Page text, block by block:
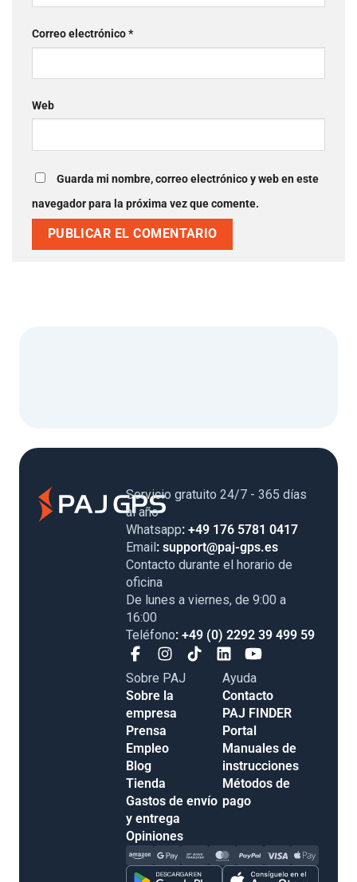
Correo electrónico*
Web
Guarda mi nombre, correo electrónico y web en este
navegador para la próxima vez que comente.
Servicio gratuito 24/7 - 365 días
al año
Whatsapp: +49 176 5781 0417
Email: support@paj-gps.es
Contacto durante el horario de
oficina
De lunes a viernes, de 9:00 a
16:00
Teléfono: +49 (0) 2292 39 499 59
Sobre PAJ
Sobre la
empresa
Prensa
Empleo
Blog
Tienda
Gastos de envío
y entrega
Opiniones
Ayuda
Contacto
PAJ FINDER
Portal
Manuales de
instrucciones
Métodos de
pago